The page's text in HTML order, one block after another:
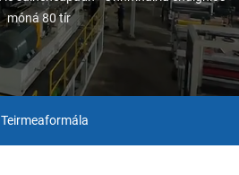
móná 80 tír